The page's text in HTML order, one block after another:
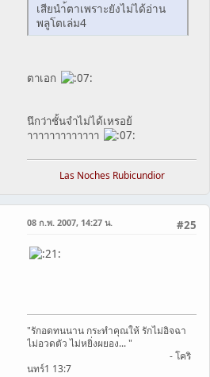
เสียนำ้ตาเพราะยังไม่ได้อ่าน
พลูโตเล่ม4
ตาเอก
นึกว่าชั้นจำไม่ได้เหรอย้
าาาาาาาาาาาาา
Las Noches Rubicundior
#25
08 ก.พ. 2007, 14:27 น.
"รักอดทนนาน กระทำคุณให้ รักไม่อิจฉา
ไม่อวดตัว ไม่หยิ่งผยอง... "
- โคริ
นทร์1 13:7